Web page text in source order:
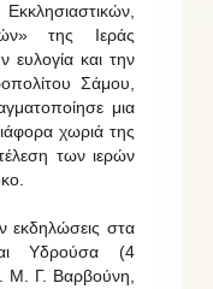
της Ιεράς
ευλογία και την
Σάμου,
μια
χωριά της
των ιερών
εκδηλώσεις στα
Υδρούσα (4
Μ. Γ. Βαρβούνη,